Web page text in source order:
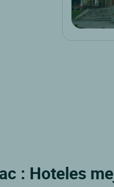
: Hoteles